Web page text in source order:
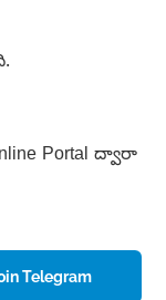
Portal ద్వారా
Telegram